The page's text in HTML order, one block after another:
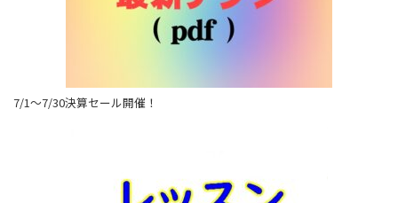
7/1～7/30決算セール開催！